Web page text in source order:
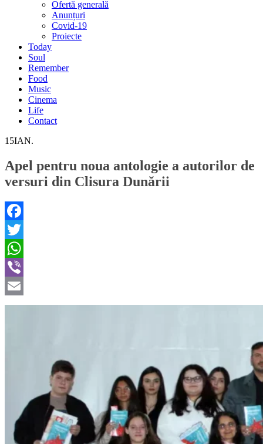
Ofertă generală
Anunțuri
Covid-19
Proiecte
Today
Soul
Remember
Food
Music
Cinema
Life
Contact
15IAN.
Apel pentru noua antologie a autorilor de
versuri din Clisura Dunării
Facebook
Twitter
WhatsApp
Viber
Email